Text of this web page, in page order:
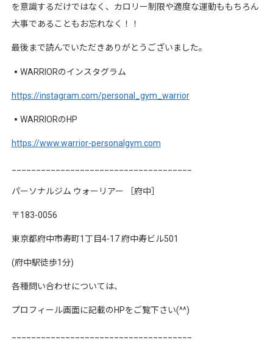
を意識するだけではなく、カロリー制限や適度な運動ももちろん
大事であることもお忘れなく！！
最後まで読んでいただきありがとうございました。
▪︎ WARRIORのインスタグラム
https://instagram.com/personal_gym_warrior
▪︎ WARRIORのHP
https://www.warrior-personalgym.com
パーソナルジム ウォーリアー ［府中］
〒183-0056
東京都府中市寿町1 丁目4-17 府中寿ビル501
(府中駅徒歩1分)
各種問い合わせについては、
プロフィール画面に記載のHPをご覧下さい(^^)